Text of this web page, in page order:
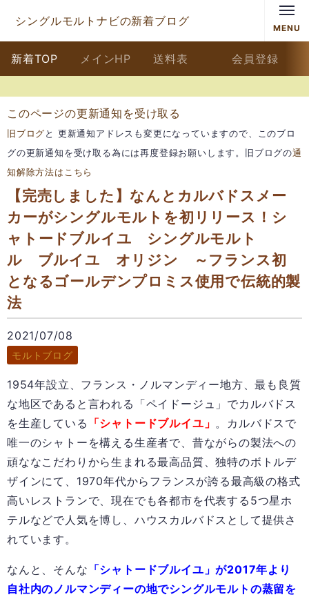
シングルモルトナビの新着ブログ
MENU
新着TOP メインHP 送料表 会員登録
このページの更新通知を受け取る
旧ブログと 更新通知アドレスも変更になっていますので、このブロ
グの更新通知を受け取る為には再度登録お願いします。旧ブログの通
知解除方法はこちら
【完売しました】なんとカルバドスメー
カーがシングルモルトを初リリース！シ
ャトードブルイユ シングルモルト
ル ブルイユ オリジン ～フランス初
となるゴールデンプロミス使用で伝統的製
法
2021/07/08
モルトブログ
1954年設立、フランス・ノルマンディー地方、最も良質
な地区であると言われる「ペイドージュ」でカルバドス
を生産している 「シャトードブルイユ」 。カルバドスで
唯一のシャトーを構える生産者で、昔ながらの製法への
頑ななこだわりから生まれる最高品質、独特のボトルデ
ザインにて、 1970年代からフランスが誇る最高級の格式
高いレストランで、現在でも各都市を代表する 5つ星ホ
テルなどで人気を博し、ハウスカルバドスとして提供さ
れています。
なんと、そんな 「シャトードブルイユ」が2017年より
自社内のノルマンディーの地でシングルモルトの蒸留を